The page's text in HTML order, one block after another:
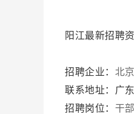
阳江最新招聘
招聘企业： 北
联系地址：广
招聘岗位： 干